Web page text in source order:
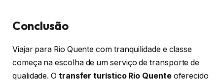
Conclusão
Viajar para Rio Quente com tranquilidade e classe
começa na escolha de um serviço de transporte de
qualidade. O transfer turístico Rio Quenteoferecido